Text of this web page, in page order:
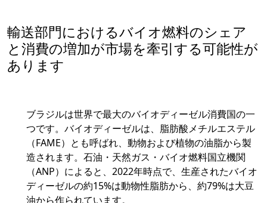
輸送部門におけるバイオ燃料のシェア
と消費の増加が市場を牽引する可能性が
あります
ブラジルは世界で最大のバイオディーゼル消費国の一
つです。バイオディーゼルは、脂肪酸メチルエステル
（FAME）とも呼ばれ、動物および植物の油脂から製
造されます。石油・天然ガス・バイオ燃料国立機関
（ANP）によると、2022年時点で、生産されたバイオ
ディーゼルの約15%は動物性脂肪から、約79%は大豆
油から作られています。